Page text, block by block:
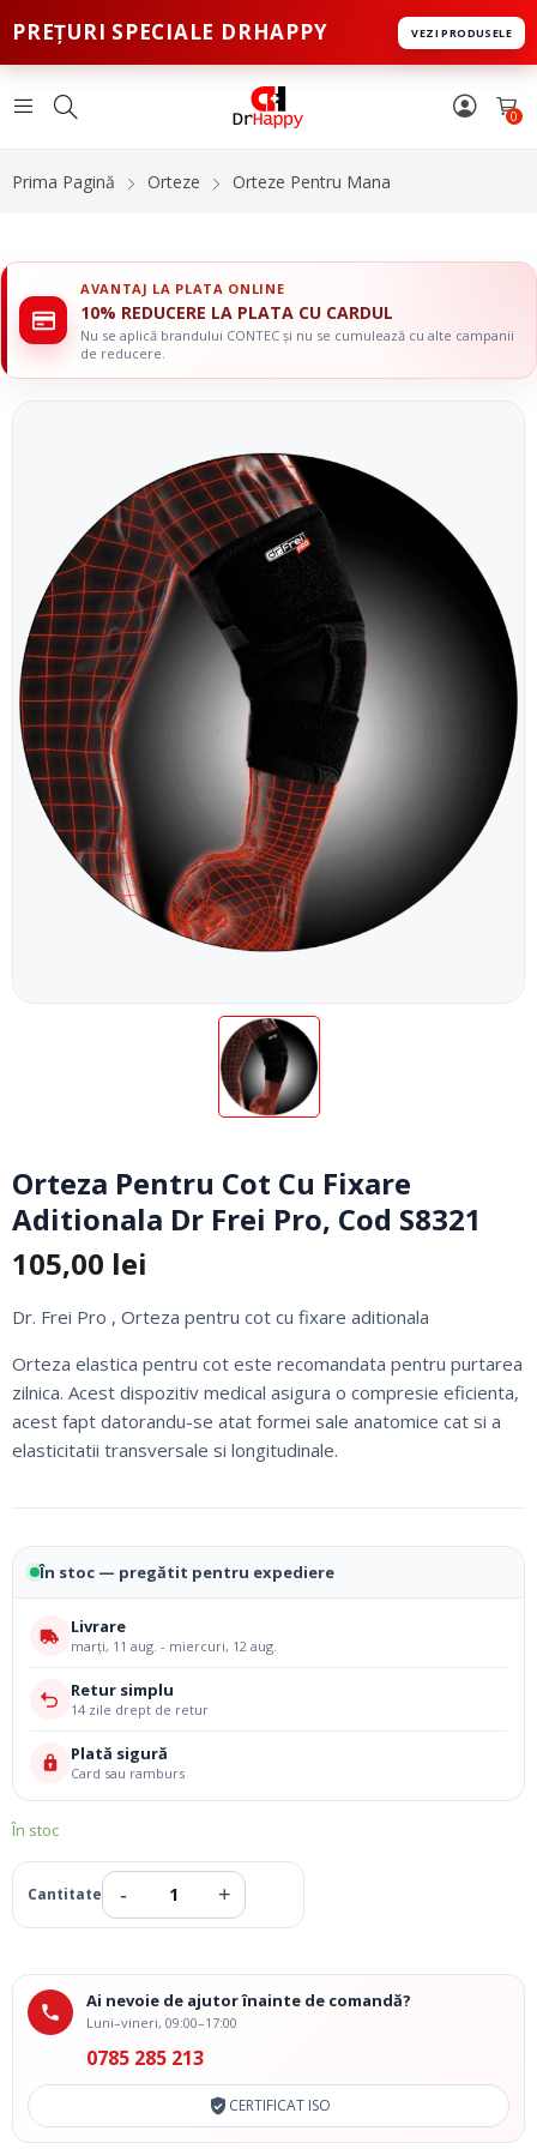
PREȚURI SPECIALE DRHAPPY VEZI PRODUSELE
0
Prima Pagină Orteze Orteze Pentru Mana
AVANTAJ LA PLATA ONLINE
10% REDUCERE LA PLATA CU CARDUL
Nu se aplică brandului CONTEC și nu se cumulează cu alte campanii
de reducere.
Orteza Pentru Cot Cu Fixare
Aditionala Dr Frei Pro, Cod S8321
105,00 lei
Dr. Frei Pro , Orteza pentru cot cu fixare aditionala
Orteza elastica pentru cot este recomandata pentru purtarea
zilnica. Acest dispozitiv medical asigura o compresie eficienta,
acest fapt datorandu-se atat formei sale anatomice cat si a
elasticitatii transversale si longitudinale.
În stoc — pregătit pentru expediere
Livrare
marți, 11 aug. - miercuri, 12 aug.
Retur simplu
14 zile drept de retur
Plată sigură
Card sau ramburs
În stoc
Ai nevoie de ajutor înainte de comandă?
Luni–vineri, 09:00–17:00
0785 285 213
CERTIFICAT ISO